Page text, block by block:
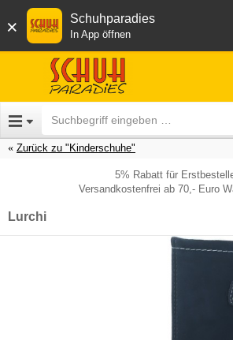
× Schuhparadies
In App öffnen
Zurück zu "Kinderschuhe"
5% Rabatt für
Versandkostenfrei ab 70,- Euro
Lurchi